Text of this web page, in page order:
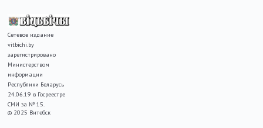
Сетевое издание
vitbichi.by
зарегистрировано
Министерством
информации
Республики Беларусь
24.06.19 в Госреестре
СМИ за № 15.
© 2025 Витебск